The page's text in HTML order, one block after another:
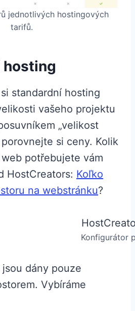
jednotlivých hostingových
tarifů.
hosting
standardní hosting
vašeho projektu
„velikost
si ceny. Kolik
potřebujete vám
HostCreators: Koľko
na webstránku?
Konfigurátor
dány pouze
Vybíráme